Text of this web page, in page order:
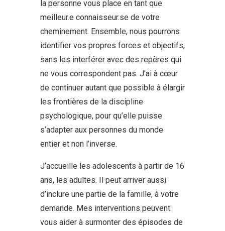
la personne vous place en tant que
meilleur.e connaisseur.se de votre
cheminement. Ensemble, nous pourrons
identifier vos propres forces et objectifs,
sans les interférer avec des repères qui
ne vous correspondent pas. J’ai à cœur
de continuer autant que possible à élargir
les frontières de la discipline
psychologique, pour qu’elle puisse
s’adapter aux personnes du monde
entier et non l’inverse.
J’accueille les adolescents à partir de 16
ans, les adultes. Il peut arriver aussi
d’inclure une partie de la famille, à votre
demande. Mes interventions peuvent
vous aider à surmonter des épisodes de